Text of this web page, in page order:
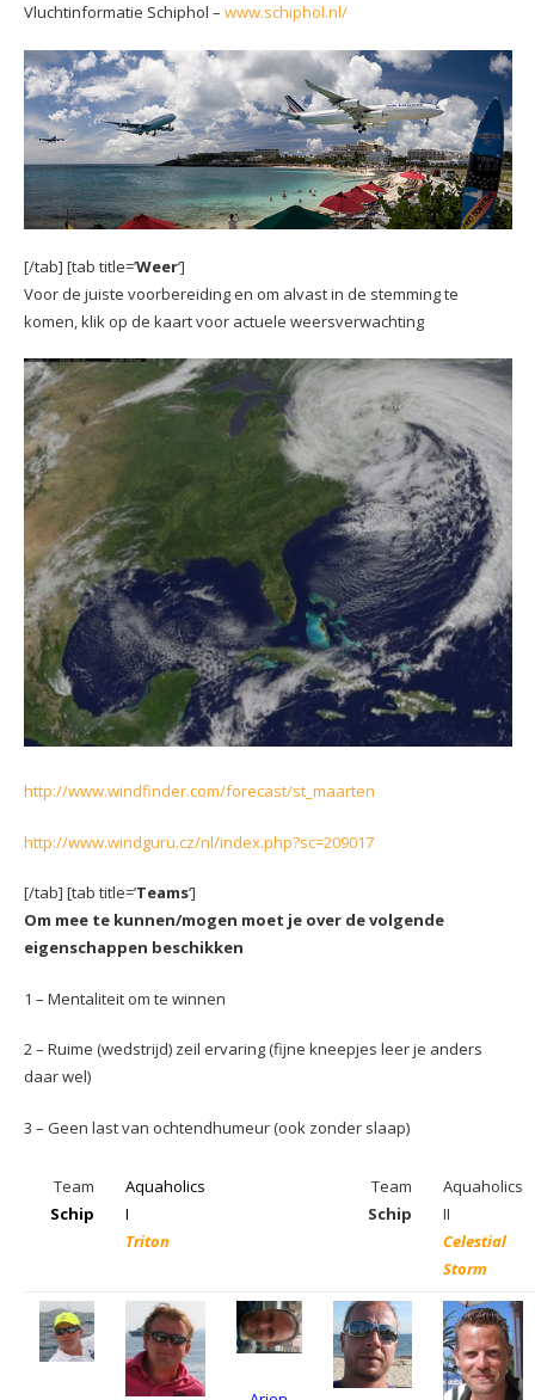
Vluchtinformatie Schiphol – www.schiphol.nl/
[/tab] [tab title=’Weer‘]
Voor de juiste voorbereiding en om alvast in de stemming te
komen, klik op de kaart voor actuele weersverwachting
http://www.windfinder.com/forecast/st_maarten
http://www.windguru.cz/nl/index.php?sc=209017
[/tab] [tab title=’Teams‘]
Om mee te kunnen/mogen moet je over de volgende
eigenschappen beschikken
1 – Mentaliteit om te winnen
2 – Ruime (wedstrijd) zeil ervaring (fijne kneepjes leer je anders
daar wel)
3 – Geen last van ochtendhumeur (ook zonder slaap)
Team
Schip
Aquaholics
I
Triton
Team
Schip
Aquaholics
II
Celestial
Storm